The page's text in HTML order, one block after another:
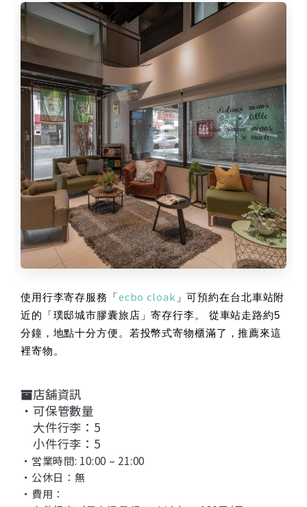
使用行李寄存服務「 ecbo cloak 」可預約在台北車站附
近的「璞邸城市膠囊旅店」寄存行李。 從車站走路約5
分鐘，地點十分方便。若投幣式寄物櫃滿了，推薦來這
裡寄物。
店舖資訊
・可保管數量
大件行李：5
小件行李：5
・営業時間: 10:00 – 21:00
・公休日：無
・費用：